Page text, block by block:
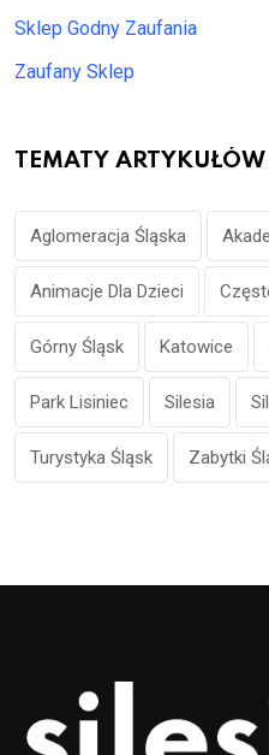
Sklep Godny Zaufania
Zaufany Sklep
TEMATY ARTYKUŁÓW
Aglomeracja Śląska
Animacje Dla Dzieci
Górny Śląsk Katowice
Park Lisiniec Silesia
Turystyka Śląsk Zabytki